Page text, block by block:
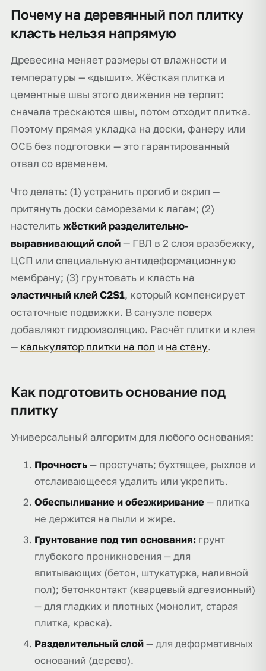
Почему на деревянный пол плитку
класть нельзя напрямую
Древесина меняет размеры от влажности и
температуры — «дышит». Жёсткая плитка и
цементные швы этого движения не терпят:
сначала трескаются швы, потом отходит плитка.
Поэтому прямая укладка на доски, фанеру или
ОСБ без подготовки — это гарантированный
отвал со временем.
Что делать: (1) устранить прогиб и скрип —
притянуть доски саморезами к лагам; (2)
настелитьжёсткий разделительно-
выравнивающий слой— ГВЛ в 2 слоя вразбежку,
ЦСП или специальную антидеформационную
мембрану; (3) грунтовать и класть на
эластичный клей C2S1, который компенсирует
остаточные подвижки. В санузле поверх
добавляют гидроизоляцию. Расчёт плитки и клея
— калькулятор плитки на пол и на стену.
Как подготовить основание под
плитку
Универсальный алгоритм для любого основания:
Прочность — простучать; бухтящее, рыхлое и
отслаивающееся удалить или укрепить.
Обеспыливание и обезжиривание — плитка
не держится на пыли и жире.
Грунтование под тип основания: грунт
глубокого проникновения — для
впитывающих (бетон, штукатурка, наливной
пол); бетонконтакт (кварцевый адгезионный)
— для гладких и плотных (монолит, старая
плитка, краска).
Разделительный слой — для деформативных
оснований (дерево).